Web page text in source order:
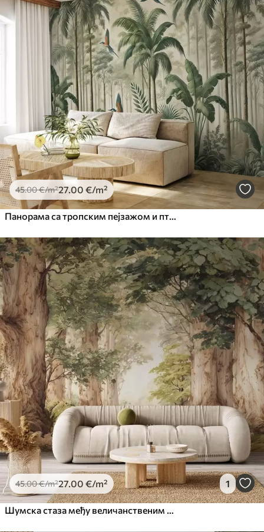
45.00€/m²27.00 €/m²
45.00€/m²27 .00 €/m² 1